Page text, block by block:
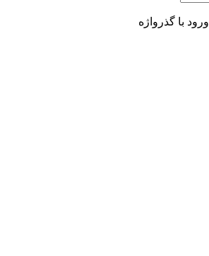
ورود با گذرواژه